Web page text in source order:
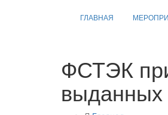
ГЛАВНАЯ
ФСТЭК